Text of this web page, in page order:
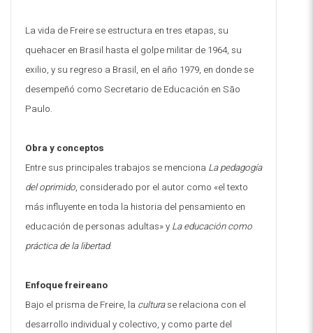
La vida de Freire se estructura en tres etapas, su
quehacer en Brasil hasta el golpe militar de 1964, su
exilio, y su regreso a Brasil, en el año 1979, en donde se
desempeñó como Secretario de Educación en São
Paulo.
Obra y conceptos
Entre sus principales trabajos se menciona La pedagogía
del oprimido, considerado por el autor como «el texto
más influyente en toda la historia del pensamiento en
educación de personas adultas» y La educación como
práctica de la libertad.
Enfoque freireano
Bajo el prisma de Freire, la culturase relaciona con el
desarrollo individual y colectivo, y como parte del